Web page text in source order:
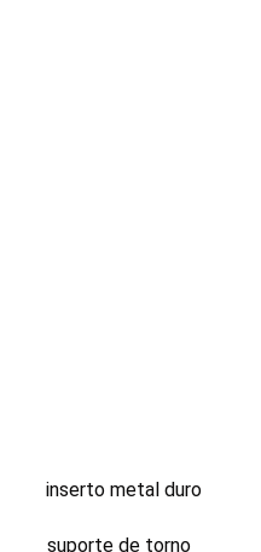
inserto metal duro
suporte de torno